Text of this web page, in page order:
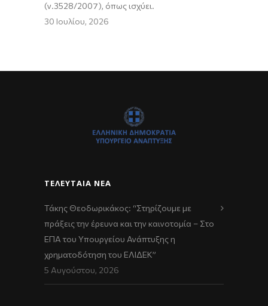
(ν.3528/2007), όπως ισχύει.
30 Ιουλίου, 2026
ΤΕΛΕΥΤΑΊΑ ΝΈΑ
Τάκης Θεοδωρικάκος: “Στηρίζουμε με
πράξεις την έρευνα και την καινοτομία – Στο
ΕΠΑ του Υπουργείου Ανάπτυξης η
χρηματοδότηση του ΕΛΙΔΕΚ”
5 Αυγούστου, 2026